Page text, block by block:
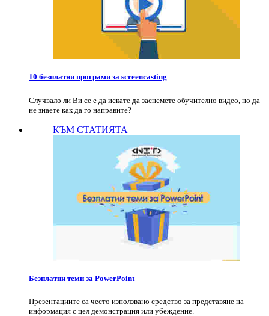
10 безплатни програми за screencasting
Случвало ли Ви се е да искате да заснемете обучително видео, но да
не знаете как да го направите?
КЪМ СТАТИЯТА
Безплатни теми за PowerPoint
Презентациите са често използвано средство за представяне на
информация с цел демонстрация или убеждение.